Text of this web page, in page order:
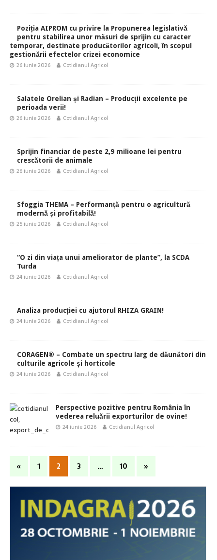
Poziția AIPROM cu privire la Propunerea legislativă
pentru stabilirea unor măsuri de sprijin cu caracter
temporar, destinate producătorilor agricoli, în scopul
gestionării efectelor crizei economice
26 iunie 2026 Cotidianul Agricol
Salatele Orelian și Radian – Producții excelente pe
perioada verii!
26 iunie 2026 Cotidianul Agricol
Sprijin financiar de peste 2,9 milioane lei pentru
crescătorii de animale
26 iunie 2026 Cotidianul Agricol
Sfoggia THEMA – Performanță pentru o agricultură
modernă și profitabilă!
25 iunie 2026 Cotidianul Agricol
“O zi din viața unui ameliorator de plante”, la SCDA
Turda
24 iunie 2026 Cotidianul Agricol
Analiza producției cu ajutorul RHIZA GRAIN!
24 iunie 2026 Cotidianul Agricol
CORAGEN® – Combate un spectru larg de dăunători din
culturile agricole și horticole
24 iunie 2026 Cotidianul Agricol
Perspective pozitive pentru România în
vederea reluării exporturilor de ovine!
24 iunie 2026 Cotidianul Agricol
« 1 2 3 … 10 »